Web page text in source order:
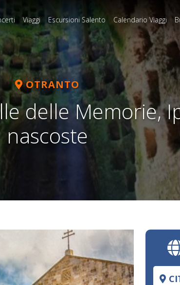
Viaggi Escursioni Salento Calendario Viaggi
OTRANTO
delle Memorie,
nascoste